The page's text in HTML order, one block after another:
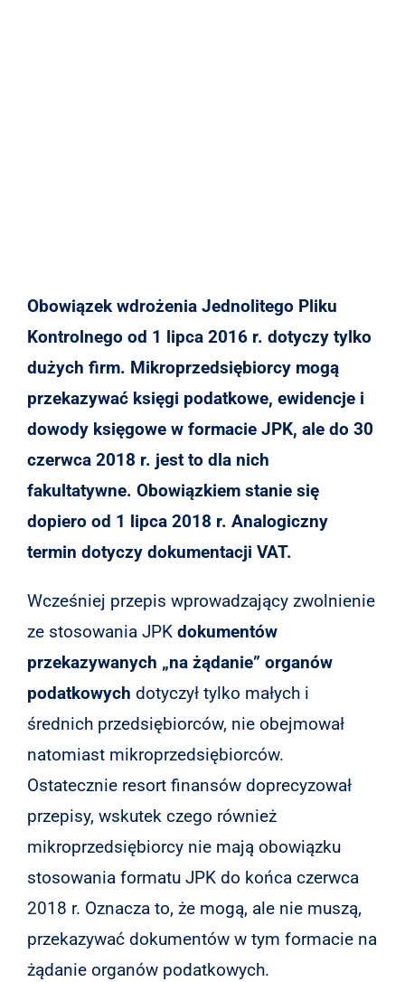
Obowiązek wdrożenia Jednolitego Pliku
Kontrolnego od 1 lipca 2016 r. dotyczy tylko
dużych firm. Mikroprzedsiębiorcy mogą
przekazywać księgi podatkowe, ewidencje i
dowody księgowe w formacie JPK, ale do 30
czerwca 2018 r. jest to dla nich
fakultatywne. Obowiązkiem stanie się
dopiero od 1 lipca 2018 r. Analogiczny
termin dotyczy dokumentacji VAT.
Wcześniej przepis wprowadzający zwolnienie
ze stosowania JPK dokumentów
przekazywanych „na żądanie” organów
podatkowych dotyczył tylko małych i
średnich przedsiębiorców, nie obejmował
natomiast mikroprzedsiębiorców.
Ostatecznie resort finansów doprecyzował
przepisy, wskutek czego również
mikroprzedsiębiorcy nie mają obowiązku
stosowania formatu JPK do końca czerwca
2018 r. Oznacza to, że mogą, ale nie muszą,
przekazywać dokumentów w tym formacie na
żądanie organów podatkowych.